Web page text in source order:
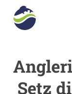
Setz